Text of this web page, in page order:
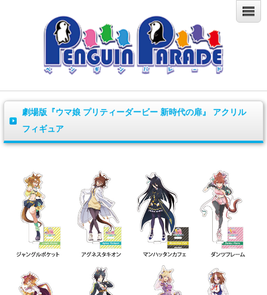
劇場版『ウマ娘 プリティーダービー 新時代の扉』 アクリル
フィギュア